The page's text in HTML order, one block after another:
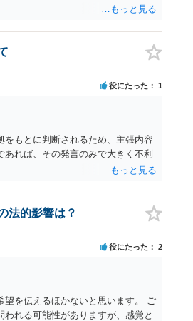
役にたった 1
もとに判断されるため、主張内容
れば、その発言のみで大きく不利
法的影響は？
役にたった 2
を伝えるほかないと思います。 ご
れる可能性がありますが、感覚と